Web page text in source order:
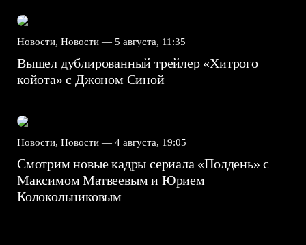
Новости, Новости — 5 августа, 11:35
Вышел дублированный трейлер «Хитрого
койота» с Джоном Синой
Новости, Новости — 4 августа, 19:05
Смотрим новые кадры сериала «Полдень» с
Максимом Матвеевым и Юрием
Колокольниковым